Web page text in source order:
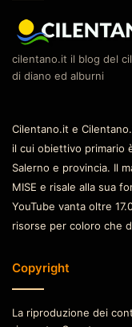
cilentano.it il blog del
di diano ed alburni
Cilentano.it e
il cui obiettivo primario
Salerno e provincia. Il
MISE e risale alla sua
YouTube vanta oltre
risorse per coloro che
Copyright
La riproduzione dei